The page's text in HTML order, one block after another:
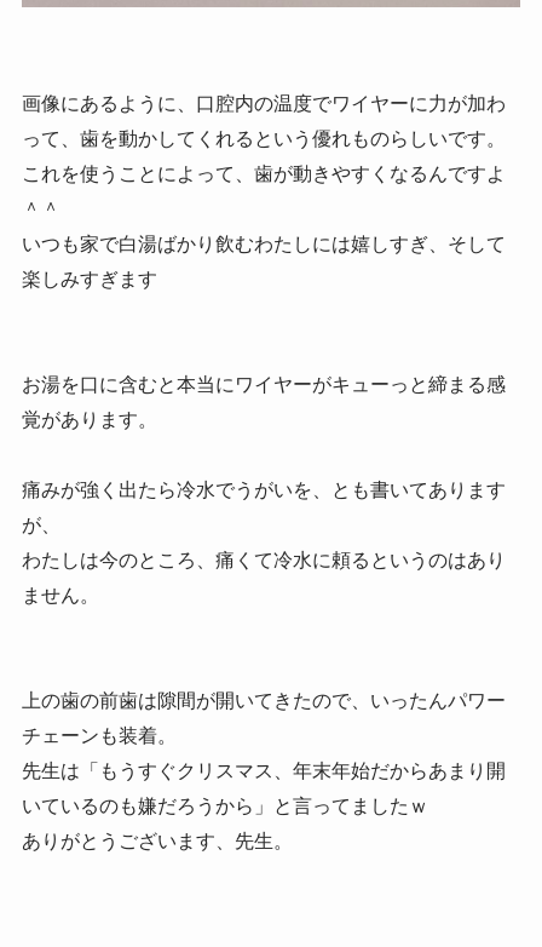
画像にあるように、口腔内の温度でワイヤーに力が加わ
って、歯を動かしてくれるという優れものらしいです。
これを使うことによって、歯が動きやすくなるんですよ
＾＾
いつも家で白湯ばかり飲むわたしには嬉しすぎ、そして
楽しみすぎます
お湯を口に含むと本当にワイヤーがキューっと締まる感
覚があります。
痛みが強く出たら冷水でうがいを、とも書いてあります
が、
わたしは今のところ、痛くて冷水に頼るというのはあり
ません。
上の歯の前歯は隙間が開いてきたので、いったんパワー
チェーンも装着。
先生は「もうすぐクリスマス、年末年始だからあまり開
いているのも嫌だろうから」と言ってましたｗ
ありがとうございます、先生。